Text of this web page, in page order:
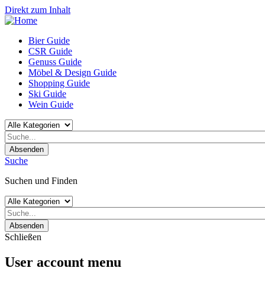
Direkt zum Inhalt
Bier Guide
CSR Guide
Genuss Guide
Möbel & Design Guide
Shopping Guide
Ski Guide
Wein Guide
Absenden
Suche
Suchen und Finden
Absenden
Schließen
User account menu